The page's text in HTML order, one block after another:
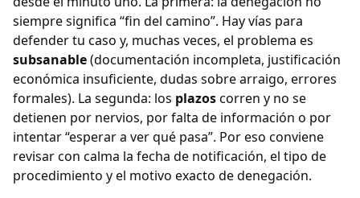
siempre significa “fin del camino”. Hay vías para
defender tu caso y, muchas veces, el problema es
subsanable(documentación incompleta, justificación
económica insuficiente, dudas sobre arraigo, errores
formales). La segunda: los plazoscorren y no se
detienen por nervios, por falta de información o por
intentar “esperar a ver qué pasa”. Por eso conviene
revisar con calma la fecha de notificación, el tipo de
procedimiento y el motivo exacto de denegación.